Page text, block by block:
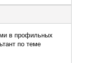
в профильных
по теме